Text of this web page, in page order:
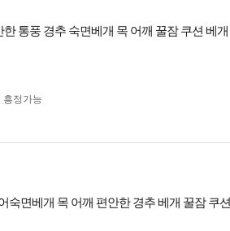
통풍 경추 숙면베개 목 어깨 꿀잠 쿠션 베개
흥정가능
숙면베개 목 어깨 편안한 경추 베개 꿀잠 쿠션